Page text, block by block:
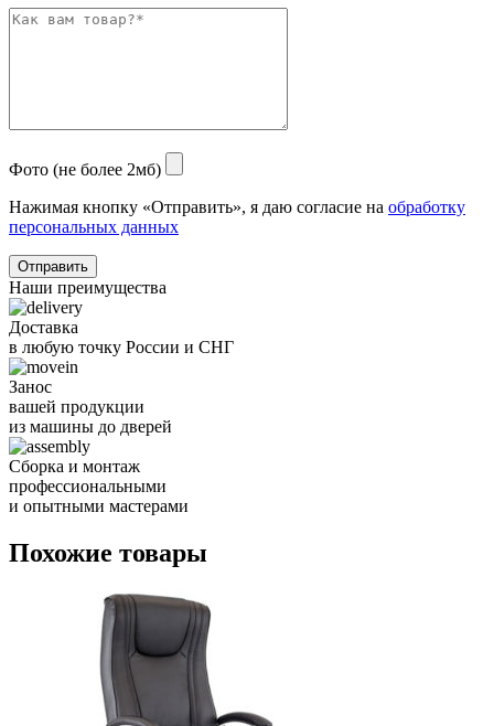
Фото (не более 2мб)
Нажимая кнопку «Отправить», я даю согласие на обработку
персональных данных
Отправить
Наши преимущества
Доставка
в любую точку России и СНГ
Занос
вашей продукции
из машины до дверей
Сборка и монтаж
профессиональными
и опытными мастерами
Похожие товары